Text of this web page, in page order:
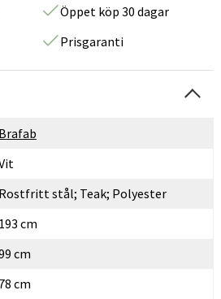
Öppet köp 30 dagar
Prisgaranti
Brafab
Rostfritt stål; Teak; Polyester
193 cm
cm
78 cm